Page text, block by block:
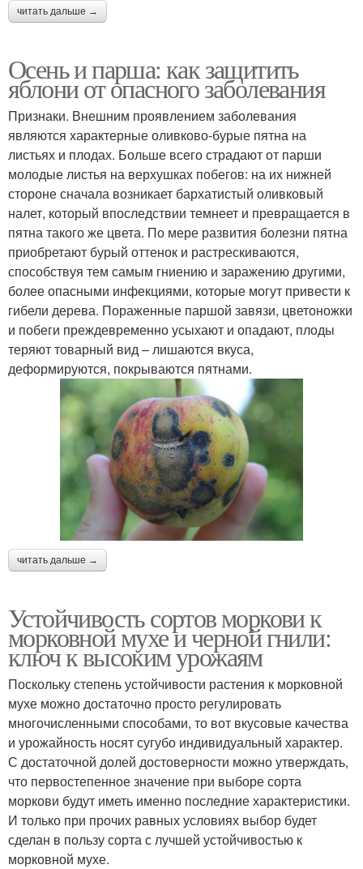
читать дальше →
Осень и парша: как защитить
яблони от опасного заболевания
Признаки. Внешним проявлением заболевания
являются характерные оливково-бурые пятна на
листьях и плодах. Больше всего страдают от парши
молодые листья на верхушках побегов: на их нижней
стороне сначала возникает бархатистый оливковый
налет, который впоследствии темнеет и превращается в
пятна такого же цвета. По мере развития болезни пятна
приобретают бурый оттенок и растрескиваются,
способствуя тем самым гниению и заражению другими,
более опасными инфекциями, которые могут привести к
гибели дерева. Пораженные паршой завязи, цветоножки
и побеги преждевременно усыхают и опадают, плоды
теряют товарный вид – лишаются вкуса,
деформируются, покрываются пятнами.
читать дальше →
Устойчивость сортов моркови к
морковной мухе и черной гнили:
ключ к высоким урожаям
Поскольку степень устойчивости растения к морковной
мухе можно достаточно просто регулировать
многочисленными способами, то вот вкусовые качества
и урожайность носят сугубо индивидуальный характер.
С достаточной долей достоверности можно утверждать,
что первостепенное значение при выборе сорта
моркови будут иметь именно последние характеристики.
И только при прочих равных условиях выбор будет
сделан в пользу сорта с лучшей устойчивостью к
морковной мухе.